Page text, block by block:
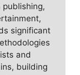
publishing,
significant
and
building